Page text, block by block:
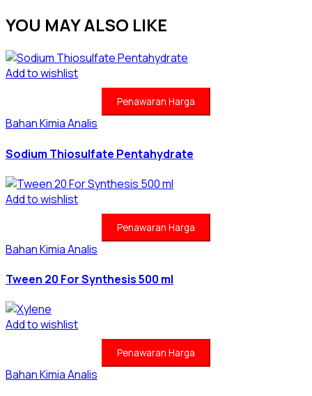
YOU MAY ALSO LIKE
Add to wishlist
Penawaran Harga
Bahan Kimia Analis
Sodium Thiosulfate Pentahydrate
Add to wishlist
Penawaran Harga
Bahan Kimia Analis
Tween 20 For Synthesis 500 ml
Add to wishlist
Penawaran Harga
Bahan Kimia Analis